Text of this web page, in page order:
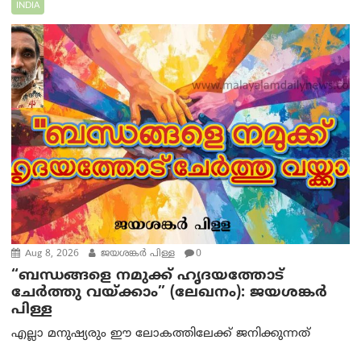
INDIA
Aug 8, 2026 ജയശങ്കര്‍ പിള്ള 0
“ബന്ധങ്ങളെ നമുക്ക് ഹൃദയത്തോട്
ചേർത്തു വയ്ക്കാം” (ലേഖനം): ജയശങ്കര്‍
പിള്ള
എല്ലാ മനുഷ്യരും ഈ ലോകത്തിലേക്ക് ജനിക്കുന്നത്